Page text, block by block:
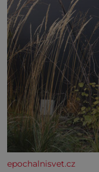
Předškolní věk je
epochalnisvet.cz